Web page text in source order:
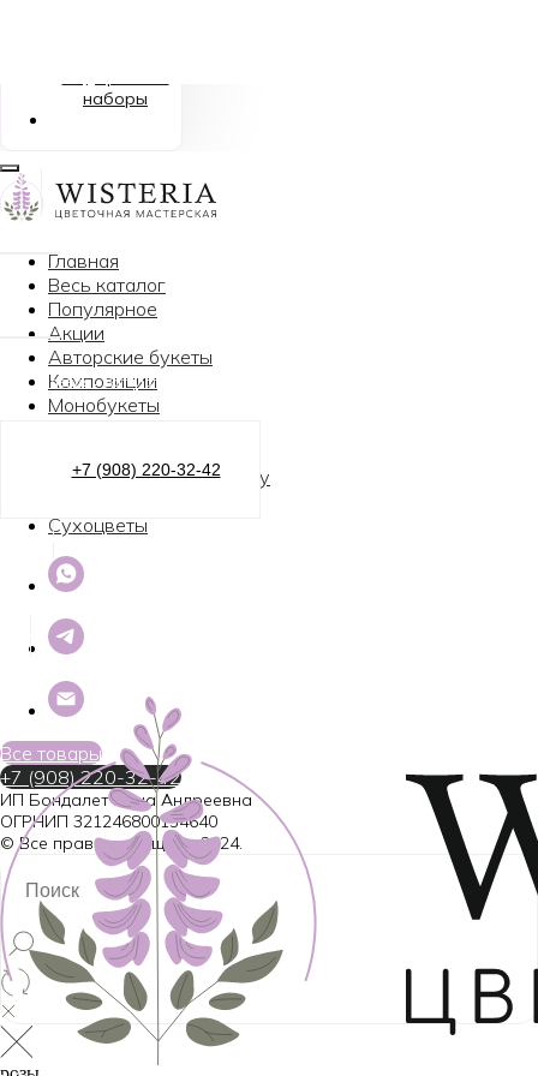
+7 (908) 220-32-42
наборы
Главная
Весь каталог
Популярное
Акции
Авторские букеты
Композиции
Монобукеты
Дополнительно к букету
Сухоцветы
Все товары
+7 (908) 220-32-42
ИП Бондалет Анна Андреевна
ОГРНИП 321246800154640
© Все права защищены 2024.
Главная→Каталог товаров